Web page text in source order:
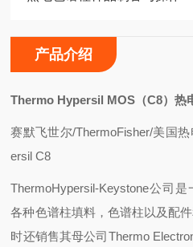
产品介绍
Thermo Hypersil MOS （C8）
赛默飞世尔/ThermoFisher/美国
ersil C8
ThermoHypersil-Keystone公司是
各种色谱柱填料，色谱柱以及配
时还销售其母公司Thermo